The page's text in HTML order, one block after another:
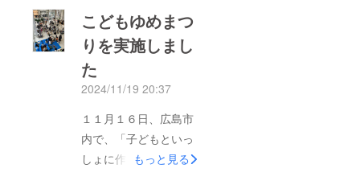
こどもゆめまつ
りを実施しまし
た
2024/11/19 20:37
１１月１６日、広島市
内で、「子どもといっ
しょに作る『子どもの
もっと見る